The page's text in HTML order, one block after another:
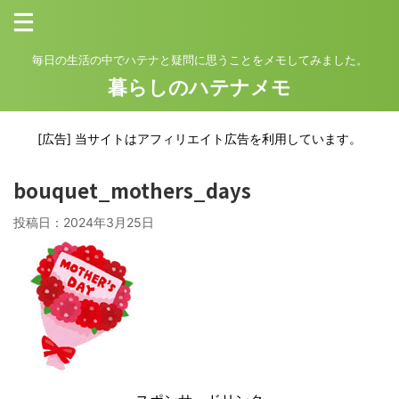
毎日の生活の中でハテナと疑問に思うことをメモしてみました。
暮らしのハテナメモ
[広告] 当サイトはアフィリエイト広告を利用しています。
bouquet_mothers_days
投稿日： 2024年3月25日